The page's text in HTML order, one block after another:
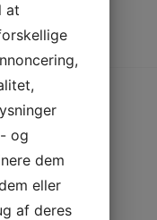
at
og
dem
eller
af deres